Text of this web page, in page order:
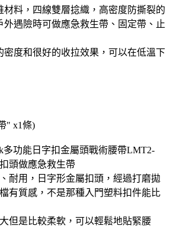
料，四線雙層捻織，高密度防撕裂的
外遇險時可做應急救生帶、固定帶、止
度和很好的收拉效果，可以在低溫下
" x1條)
多功能日字扣金屬頭戰術腰帶LMT2-
頭做應急救生帶
耐用，日字形金屬扣頭，經過打磨拋
有質感，不是那種入門塑料扣件能比
但是比較柔軟，可以輕鬆地貼緊腰